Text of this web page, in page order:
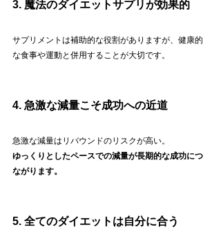
3. 魔法のダイエットサプリが効果的
サプリメントは補助的な役割がありますが、健康的
な食事や運動と併用することが大切です。
4. 急激な減量こそ成功への近道
急激な減量はリバウンドのリスクが高い。
ゆっくりとしたペースでの減量が長期的な成功につ
ながります。
5. 全てのダイエットは自分に合う